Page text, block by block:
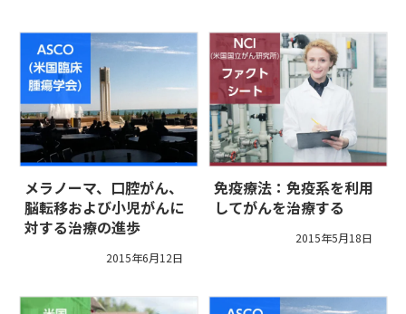
メラノーマ、口腔がん、
脳転移および小児がんに
対する治療の進歩
2015年6月12日
免疫療法：免疫系を利用
してがんを治療する
2015年5月18日